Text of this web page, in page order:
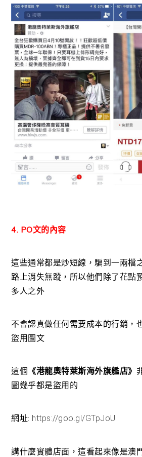
4. PO文的內容
這些通常都是炒短線，騙到一兩檔
路上消失無蹤，所以他們除了花點
多人之外
不會認真做任何需要成本的行銷，
盜用圖文
這個 《港龍奧特萊斯海外旗艦店》
圖幾乎都是盜用的
網址: https://goo.gl/GTpJoU
講什麼實體店面，這看起來像是澳